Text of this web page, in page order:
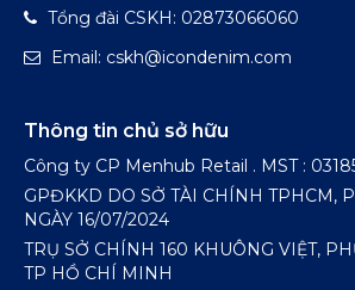
Tổng đài CSKH: 02873066060
Email: cskh@icondenim.com
Thông tin chủ sở hữu
Công ty CP Menhub Retail . MST :
GPĐKKD DO SỞ TÀI CHÍNH TPHCM,
NGÀY 16/07/2024
TRỤ SỞ CHÍNH 160 KHUÔNG VIỆT,
TP HỒ CHÍ MINH